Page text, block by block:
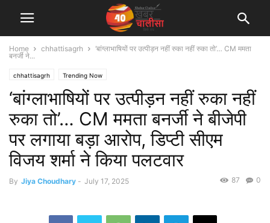
Home chhattisagrh
‘बांग्लाभाषियों पर उत्पीड़न नहीं रुका नहीं रुका तो’… CM ममता
बनर्जी ने...
chhattisagrh Trending Now
‘बांग्लाभाषियों पर उत्पीड़न नहीं रुका नहीं
रुका तो’… CM ममता बनर्जी ने बीजेपी
पर लगाया बड़ा आरोप, डिप्टी सीएम
विजय शर्मा ने किया पलटवार
By Jiya Choudhary - July 17, 2025 0
87